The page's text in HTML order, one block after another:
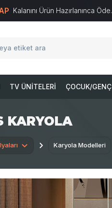
Kalanını Ürün Hazırlanınca Öde.
TV ÜNITELERI ÇOCUK/GENÇ
KARYOLA
Karyola Modelleri
Sistemleriyle Hazırlanmıştır.